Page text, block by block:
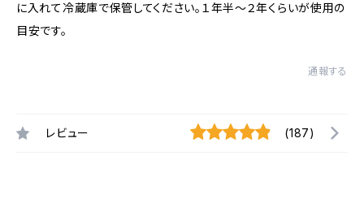
に入れて冷蔵庫で保管してください。１年半〜２年くらいが使用の
目安です。
通報する
レビュー (187)